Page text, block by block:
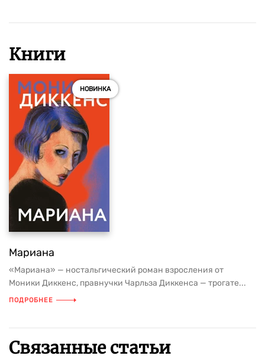
Книги
НОВИНКА
Мариана
«Мариана» — ностальгический роман взросления от
Моники Диккенс, правнучки Чарльза Диккенса — трогате...
ПОДРОБНЕЕ
Связанные статьи